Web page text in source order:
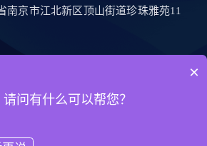
南京市江北新区顶山街道珍珠雅苑11
×
问有什么可以帮您？